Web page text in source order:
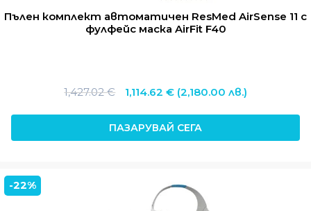
Пълен комплект автоматичен ResMed AirSense 11 с
фулфейс маска AirFit F40
1,427.02€
Original
was:
1,427.02 €.
1,114.62 €Текущата
е:
1,114.62 €.
(2,180.00 лв.)
ПАЗАРУВАЙ СЕГА
-22%